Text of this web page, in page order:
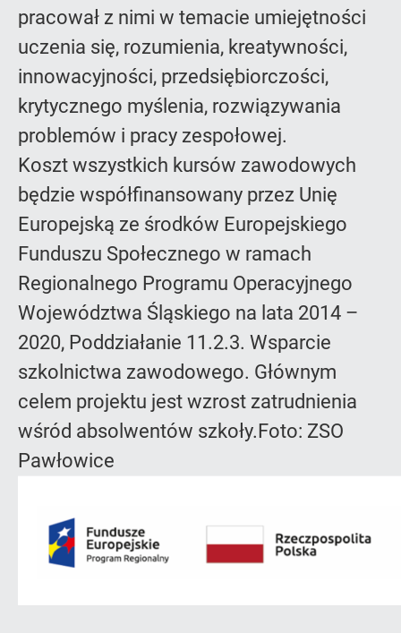
pracował z nimi w temacie umiejętności
uczenia się, rozumienia, kreatywności,
innowacyjności, przedsiębiorczości,
krytycznego myślenia, rozwiązywania
problemów i pracy zespołowej.
Koszt wszystkich kursów zawodowych
będzie współfinansowany przez Unię
Europejską ze środków Europejskiego
Funduszu Społecznego w ramach
Regionalnego Programu Operacyjnego
Województwa Śląskiego na lata 2014 –
2020, Poddziałanie 11.2.3. Wsparcie
szkolnictwa zawodowego. Głównym
celem projektu jest wzrost zatrudnienia
wśród absolwentów szkoły.Foto: ZSO
Pawłowice